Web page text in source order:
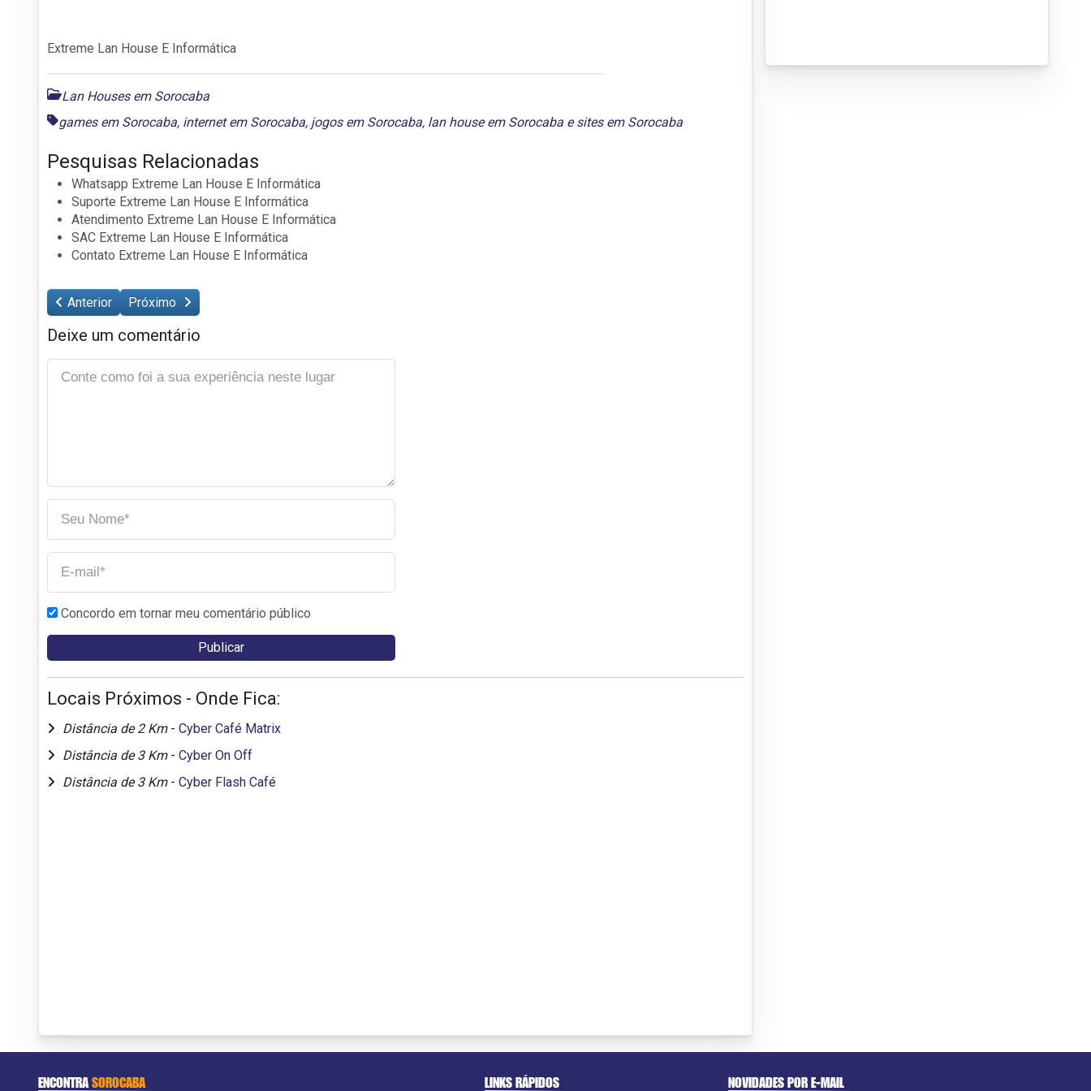
Extreme Lan House E Informática
Lan Houses em Sorocaba
games em Sorocaba, internet em Sorocaba, jogos em Sorocaba, lan house em Sorocaba esites em Sorocaba
Pesquisas Relacionadas
Whatsapp Extreme Lan House E Informática
Suporte Extreme Lan House E Informática
Atendimento Extreme Lan House E Informática
SAC Extreme Lan House E Informática
Contato Extreme Lan House E Informática
Anterior Próximo
Deixe um comentário
Concordo em tornar meu comentário público
Locais Próximos - Onde Fica:
Distância de 2 Km - Cyber Café Matrix
Distância de 3 Km - Cyber On Off
Distância de 3 Km - Cyber Flash Café
ENCONTRASOROCABA LINKS RÁPIDOS NOVIDADES POR E-MAIL